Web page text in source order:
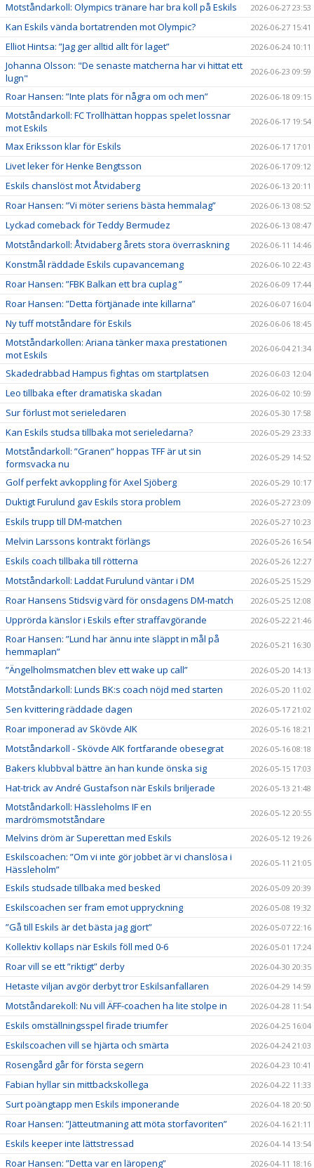
Motståndarkoll: Olympics tränare har bra koll på Eskils 2026-06-27 23:53
Kan Eskils vända bortatrenden mot Olympic? 2026-06-27 15:41
Elliot Hintsa: ”Jag ger alltid allt för laget” 2026-06-24 10:11
Johanna Olsson: "De senaste matcherna har vi hittat ett
lugn"
2026-06-23 09:59
Roar Hansen: ”Inte plats för några om och men” 2026-06-18 09:15
Motståndarkoll: FC Trollhättan hoppas spelet lossnar
mot Eskils
2026-06-17 19:54
Max Eriksson klar för Eskils 2026-06-17 17:01
Livet leker för Henke Bengtsson 2026-06-17 09:12
Eskils chanslöst mot Åtvidaberg 2026-06-13 20:11
Roar Hansen: ”Vi möter seriens bästa hemmalag” 2026-06-13 08:52
Lyckad comeback för Teddy Bermudez 2026-06-13 08:47
Motståndarkoll: Åtvidaberg årets stora överraskning 2026-06-11 14:46
Konstmål räddade Eskils cupavancemang 2026-06-10 22:43
Roar Hansen: ”FBK Balkan ett bra cuplag ” 2026-06-09 17:44
Roar Hansen: ”Detta förtjänade inte killarna” 2026-06-07 16:04
Ny tuff motståndare för Eskils 2026-06-06 18:45
Motståndarkollen: Ariana tänker maxa prestationen
mot Eskils
2026-06-04 21:34
Skadedrabbad Hampus fightas om startplatsen 2026-06-03 12:04
Leo tillbaka efter dramatiska skadan 2026-06-02 10:59
Sur förlust mot serieledaren 2026-05-30 17:58
Kan Eskils studsa tillbaka mot serieledarna? 2026-05-29 23:33
Motståndarkoll: ”Granen” hoppas TFF är ut sin
formsvacka nu
2026-05-29 14:52
Golf perfekt avkoppling för Axel Sjöberg 2026-05-29 10:17
Duktigt Furulund gav Eskils stora problem 2026-05-27 23:09
Eskils trupp till DM-matchen 2026-05-27 10:23
Melvin Larssons kontrakt förlängs 2026-05-26 16:54
Eskils coach tillbaka till rötterna 2026-05-26 12:27
Motståndarkoll: Laddat Furulund väntar i DM 2026-05-25 15:29
Roar Hansens Stidsvig värd för onsdagens DM-match 2026-05-25 12:08
Upprörda känslor i Eskils efter straffavgörande 2026-05-22 21:46
Roar Hansen: ”Lund har ännu inte släppt in mål på
hemmaplan”
2026-05-21 16:30
”Ängelholmsmatchen blev ett wake up call” 2026-05-20 14:13
Motståndarkoll: Lunds BK:s coach nöjd med starten 2026-05-20 11:02
Sen kvittering räddade dagen 2026-05-17 21:02
Roar imponerad av Skövde AIK 2026-05-16 18:21
Motståndarkoll - Skövde AIK fortfarande obesegrat 2026-05-16 08:18
Bakers klubbval bättre än han kunde önska sig 2026-05-15 17:03
Hat-trick av André Gustafson när Eskils briljerade 2026-05-13 21:48
Motståndarkoll: Hässleholms IF en
mardrömsmotståndare
2026-05-12 20:55
Melvins dröm är Superettan med Eskils 2026-05-12 19:26
Eskilscoachen: ”Om vi inte gör jobbet är vi chanslösa i
Hässleholm”
2026-05-11 21:05
Eskils studsade tillbaka med besked 2026-05-09 20:39
Eskilscoachen ser fram emot uppryckning 2026-05-08 19:32
”Gå till Eskils är det bästa jag gjort” 2026-05-07 22:16
Kollektiv kollaps när Eskils föll med 0-6 2026-05-01 17:24
Roar vill se ett ”riktigt” derby 2026-04-30 20:35
Hetaste viljan avgör derbyt tror Eskilsanfallaren 2026-04-29 14:59
Motståndarekoll: Nu vill ÄFF-coachen ha lite stolpe in 2026-04-28 11:54
Eskils omställningsspel firade triumfer 2026-04-25 16:04
Eskilscoachen vill se hjärta och smärta 2026-04-24 21:03
Rosengård går för första segern 2026-04-23 10:41
Fabian hyllar sin mittbackskollega 2026-04-22 11:33
Surt poängtapp men Eskils imponerande 2026-04-18 20:50
Roar Hansen: ”Jätteutmaning att möta storfavoriten” 2026-04-16 21:11
Eskils keeper inte lättstressad 2026-04-14 13:54
Roar Hansen: ”Detta var en läropeng” 2026-04-11 18:16